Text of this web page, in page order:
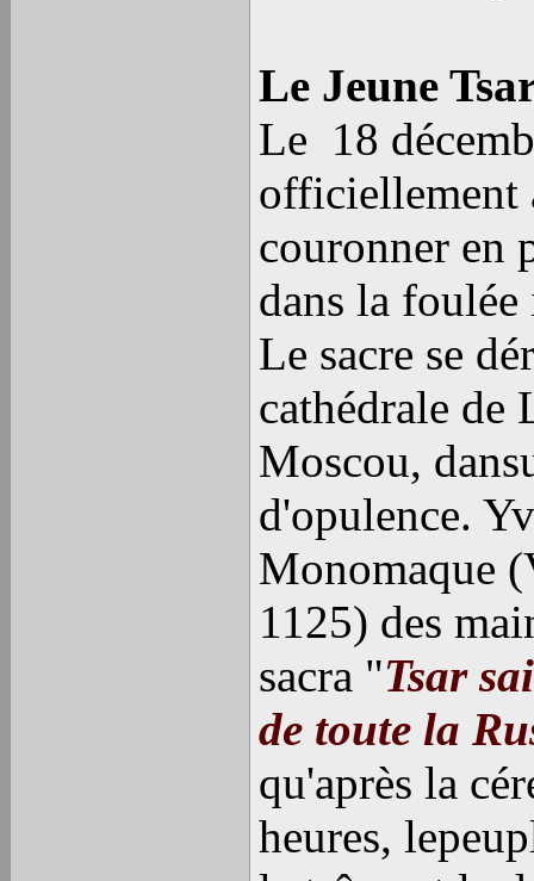
Le Jeune
Le 18
officiellement
couronner en
dans la
Le sacre se
cathédrale
Moscou,
d'opulence.
Monomaque
1125) des
sacra "Tsar
de toute la
qu'après la
heures,